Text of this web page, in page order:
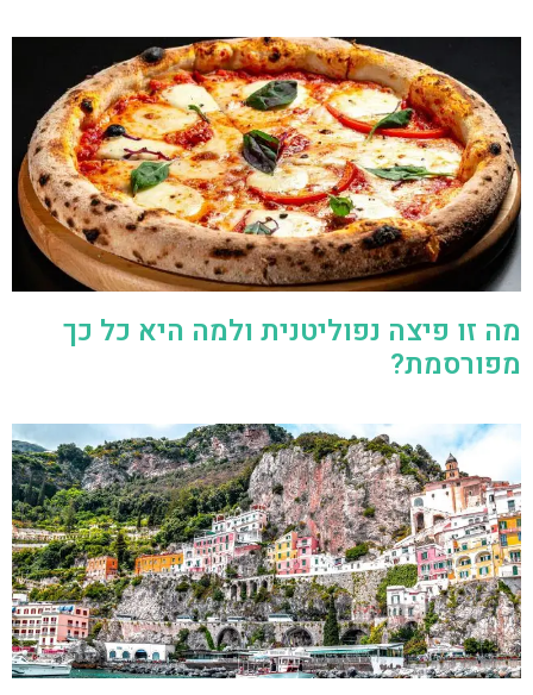
מה זו פיצה נפוליטנית ולמה היא כל כך
מפורסמת?